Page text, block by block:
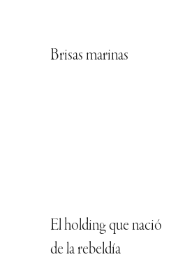
Brisas marinas
El holding que nació
de la rebeldía